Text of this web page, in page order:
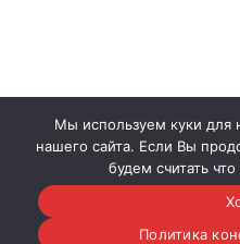
©
Мы используем куки для
нашего сайта. Если Вы
будем считать
Политика